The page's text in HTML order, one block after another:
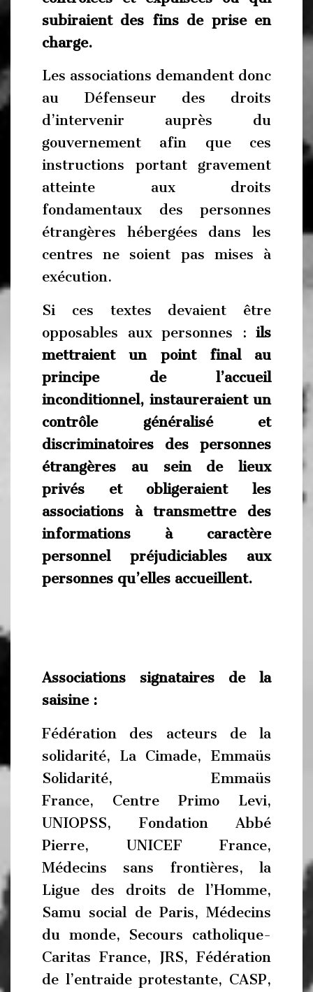
subiraient des fins de prise en
charge.
Les associations demandent donc
au Défenseur des droits
d’intervenir auprès du
gouvernement afin que ces
instructions portant gravement
atteinte aux droits
fondamentaux des personnes
étrangères hébergées dans les
centres ne soient pas mises à
exécution.
Si ces textes devaient être
opposables aux personnes : ils
mettraient un point final au
principe de l’accueil
inconditionnel, instaureraient un
contrôle généralisé et
discriminatoires des personnes
étrangères au sein de lieux
privés et obligeraient les
associations à transmettre des
informations à caractère
personnel préjudiciables aux
personnes qu’elles accueillent.
Associations signataires de la
saisine :
Fédération des acteurs de la
solidarité, La Cimade, Emmaüs
Solidarité, Emmaüs
France, Centre Primo Levi,
UNIOPSS, Fondation Abbé
Pierre, UNICEF France,
Médecins sans frontières, la
Ligue des droits de l’Homme,
Samu social de Paris, Médecins
du monde, Secours catholique-
Caritas France, JRS, Fédération
de l’entraide protestante, CASP,